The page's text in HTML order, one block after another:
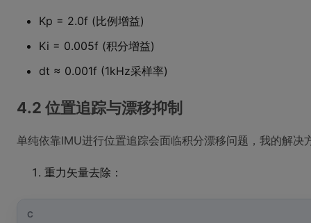
Kp = 2.0f (比例增益)
Ki = 0.005f (积分增益)
dt ≈ 0.001f (1kHz采样率)
4.2 位置追踪与漂移抑制
单纯依靠IMU进行位置追踪会面临积分漂移问题，我的解决
重力矢量去除：
C